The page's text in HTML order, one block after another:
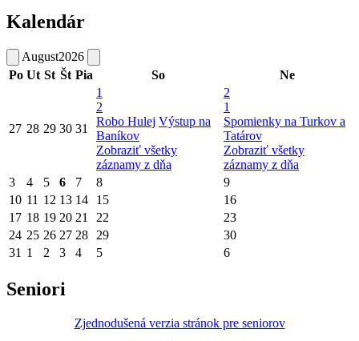
Kalendár
August2026
Po Ut St Št Pia So Ne
27 28 29 30 31
1
2
Robo Hulej Výstup na
Baníkov
Zobraziť všetky
záznamy z dňa
2
1
Spomienky na Turkov a
Tatárov
Zobraziť všetky
záznamy z dňa
3
4 5 6 7 8
9
10 11 12 13 14 15
16
17 18 19 20 21 22
23
24 25 26 27 28 29
30
31 1 2 3 4 5 6
Seniori
Zjednodušená verzia stránok pre seniorov